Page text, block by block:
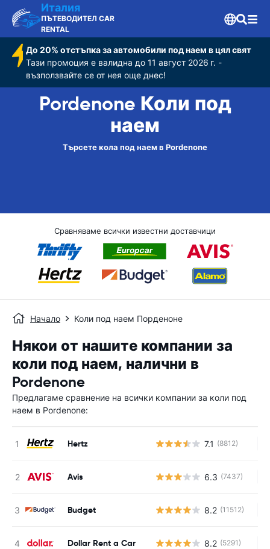
Италия
ПЪТЕВОДИТЕЛ CAR
RENTAL
До 20% отстъпка за автомобили под наем в цял свят
Тази промоция е валидна до 11 август 2026 г. -
възползвайте се от нея още днес!
Pordenone Коли под
наем
Търсете кола под наем в Pordenone
Сравняваме всички известни доставчици
Начало Коли под наем Порденоне
Някои от нашите компании за
коли под наем, налични в
Pordenone
Предлагаме сравнение на всички компании за коли под
наем в Pordenone:
Hertz 7.1 (8812)
Avis 6.3 (7437)
Budget 8.2 (11512)
Dollar Rent a Car 8.2 (5291)